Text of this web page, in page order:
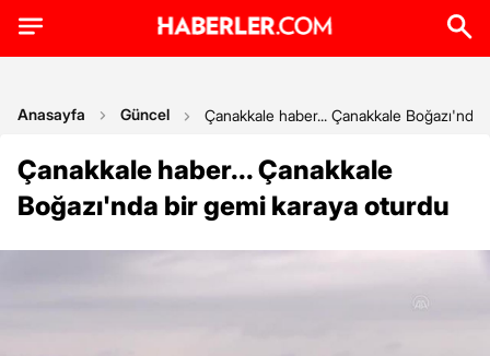
Anasayfa Güncel Çanakkale haber... Çanakkale
Çanakkale haber... Çanakkale
Boğazı'nda bir gemi karaya oturdu